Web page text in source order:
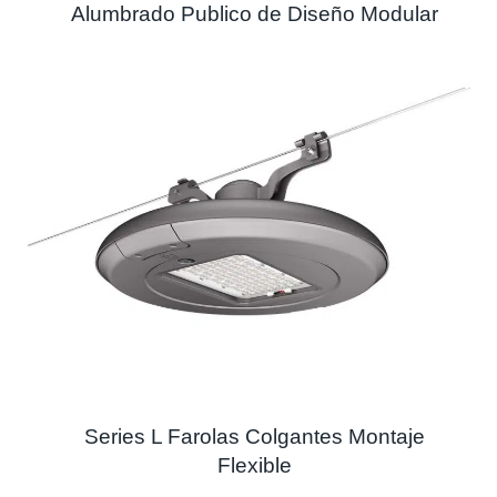
Alumbrado Publico de Diseño Modular
Series L Farolas Colgantes Montaje
Flexible